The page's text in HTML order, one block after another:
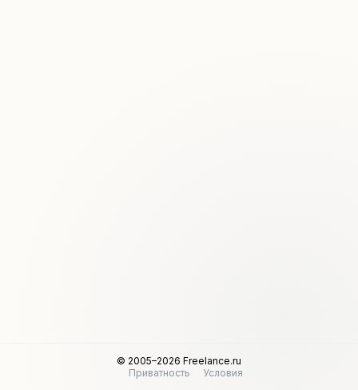
© 2005–2026 Freelance.ru
Приватность
Условия